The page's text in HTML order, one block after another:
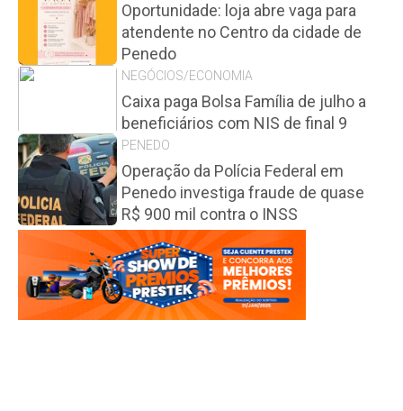
Oportunidade: loja abre vaga para
atendente no Centro da cidade de
Penedo
NEGÓCIOS/ECONOMIA
Caixa paga Bolsa Família de julho a
beneficiários com NIS de final 9
PENEDO
Operação da Polícia Federal em
Penedo investiga fraude de quase
R$ 900 mil contra o INSS